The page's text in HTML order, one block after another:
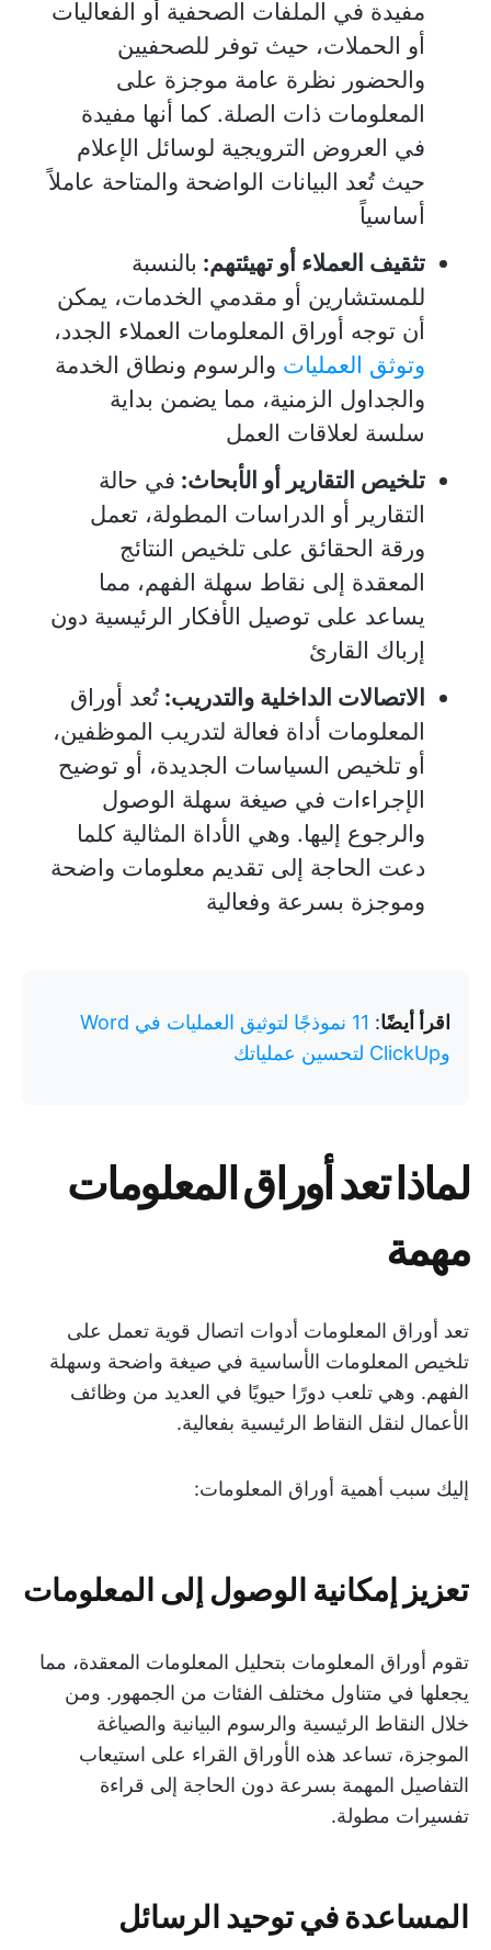
مفيدة في الملفات الصحفية أو الفعاليات
أو الحملات، حيث توفر للصحفيين
والحضور نظرة عامة موجزة على
المعلومات ذات الصلة. كما أنها مفيدة
في العروض الترويجية لوسائل الإعلام
حيث تُعد البيانات الواضحة والمتاحة عاملاً
أساسياً
تثقيف العملاء أو تهيئتهم: بالنسبة
للمستشارين أو مقدمي الخدمات، يمكن
أن توجه أوراق المعلومات العملاء الجدد،
وتوثق العمليات والرسوم ونطاق الخدمة
والجداول الزمنية، مما يضمن بداية
سلسة لعلاقات العمل
تلخيص التقارير أو الأبحاث: في حالة
التقارير أو الدراسات المطولة، تعمل
ورقة الحقائق على تلخيص النتائج
المعقدة إلى نقاط سهلة الفهم، مما
يساعد على توصيل الأفكار الرئيسية دون
إرباك القارئ
الاتصالات الداخلية والتدريب:تُعد أوراق
المعلومات أداة فعالة لتدريب الموظفين،
أو تلخيص السياسات الجديدة، أو توضيح
الإجراءات في صيغة سهلة الوصول
والرجوع إليها. وهي الأداة المثالية كلما
دعت الحاجة إلى تقديم معلومات واضحة
وموجزة بسرعة وفعالية
اقرأ أيضًا:
11 نموذجًا لتوثيق العمليات في Word
وClickUp لتحسين عملياتك
لماذا تعد أوراق المعلومات
مهمة
تعد أوراق المعلومات أدوات اتصال قوية تعمل على
تلخيص المعلومات الأساسية في صيغة واضحة وسهلة
الفهم. وهي تلعب دورًا حيويًا في العديد من وظائف
الأعمال لنقل النقاط الرئيسية بفعالية.
إليك سبب أهمية أوراق المعلومات:
تعزيز إمكانية الوصول إلى المعلومات
تقوم أوراق المعلومات بتحليل المعلومات المعقدة، مما
يجعلها في متناول مختلف الفئات من الجمهور. ومن
خلال النقاط الرئيسية والرسوم البيانية والصياغة
الموجزة، تساعد هذه الأوراق القراء على استيعاب
التفاصيل المهمة بسرعة دون الحاجة إلى قراءة
تفسيرات مطولة.
المساعدة في توحيد الرسائل